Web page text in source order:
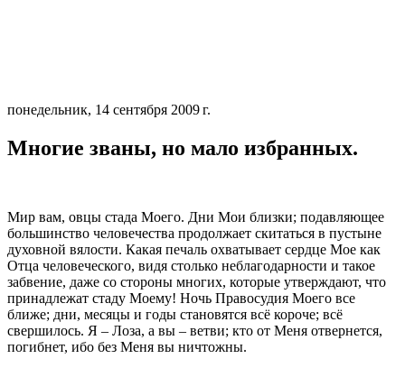
понедельник, 14 сентября 2009 г.
Многие званы, но мало избранных.
Мир вам, овцы стада Моего. Дни Мои близки; подавляющее
большинство человечества продолжает скитаться в пустыне
духовной вялости. Какая печаль охватывает сердце Мое как
Отца человеческого, видя столько неблагодарности и такое
забвение, даже со стороны многих, которые утверждают, что
принадлежат стаду Моему! Ночь Правосудия Моего все
ближе; дни, месяцы и годы становятся всё короче; всё
свершилось. Я – Лоза, а вы – ветви; кто от Меня отвернется,
погибнет, ибо без Меня вы ничтожны.